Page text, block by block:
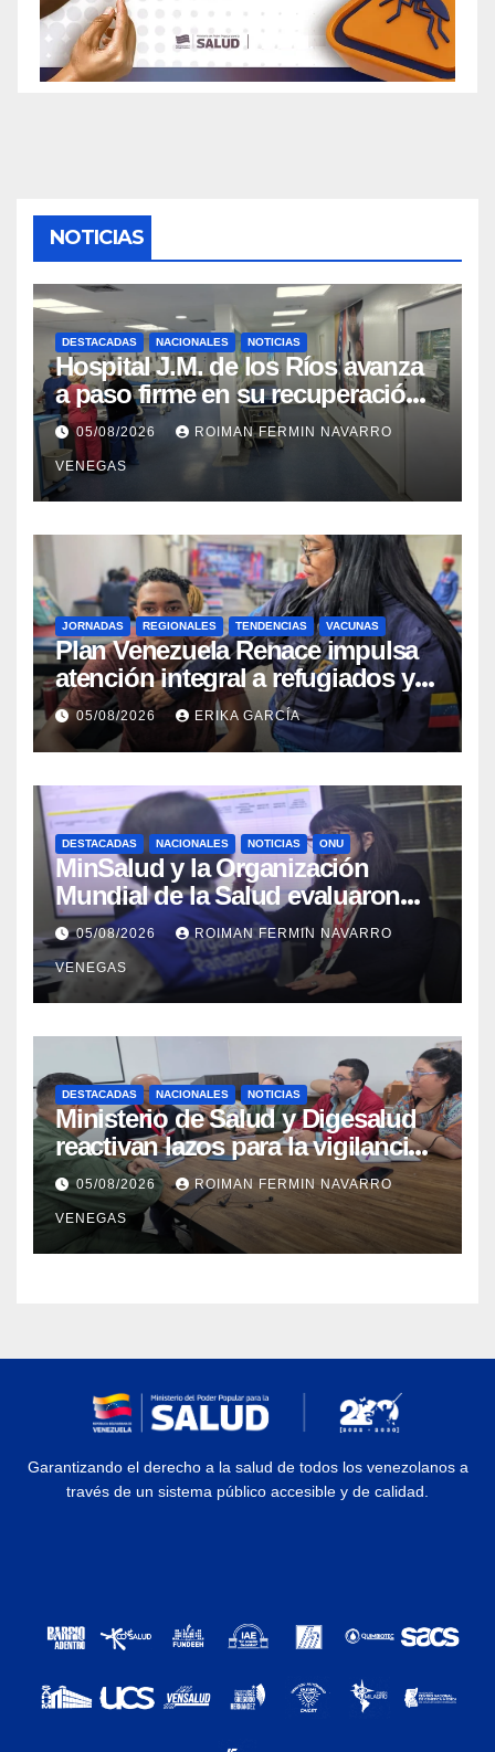
NOTICIAS
DESTACADAS NACIONALES NOTICIAS
Hospital J.M. de los Ríos avanza
a paso firme en su recuperación
tras los recientes eventos
sísmicos
05/08/2026 ROIMAN FERMIN NAVARRO
VENEGAS
JORNADAS REGIONALES TENDENCIAS VACUNAS
​Plan Venezuela Renace impulsa
atención integral a refugiados y
evaluación de vacunación en
Aragua
05/08/2026 ERIKA GARCÍA
DESTACADAS NACIONALES NOTICIAS ONU
MinSalud y la Organización
Mundial de la Salud evaluaron
propuesta técnica integral en
materia de agua saneamiento e
higiene ante contingencia
sísmica
05/08/2026 ROIMAN FERMIN NAVARRO
VENEGAS
DESTACADAS NACIONALES NOTICIAS
Ministerio de Salud y Digesalud
reactivan lazos para la vigilancia
epidemiológica y el control de
enfermedades
05/08/2026 ROIMAN FERMIN NAVARRO
VENEGAS
Garantizando el derecho a la salud de todos los venezolanos a
través de un sistema público accesible y de calidad.